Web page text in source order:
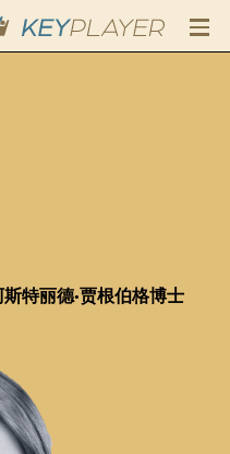
特丽德·贾根伯格博士